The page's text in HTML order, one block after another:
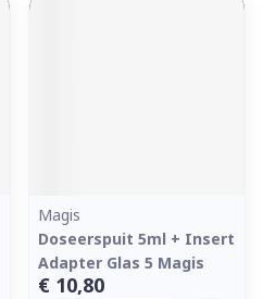
Magis
Doseerspuit 5ml + Insert
Adapter Glas 5 Magis
€ 10,80